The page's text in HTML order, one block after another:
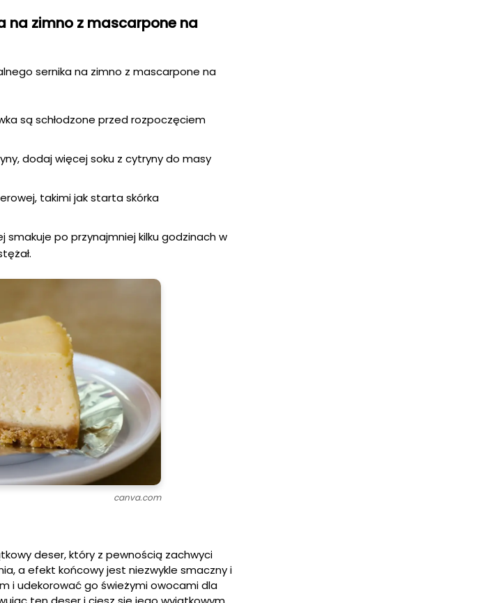
zimno z mascarpone na
sernika na zimno z mascarpone na
są schłodzone przed rozpoczęciem
dodaj więcej soku z cytryny do masy
takimi jak starta skórka
po przynajmniej kilku godzinach w
canva.com
deser, który z pewnością zachwyci
a efekt końcowy jest niezwykle smaczny i
i udekorować go świeżymi owocami dla